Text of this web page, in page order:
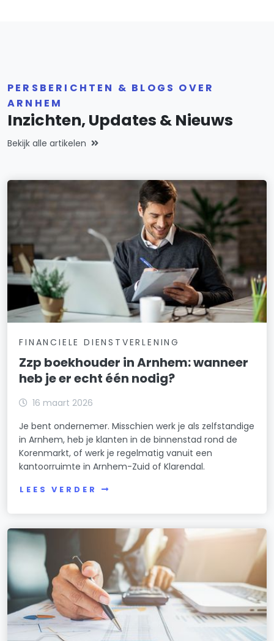
PERSBERICHTEN & BLOGS OVER
ARNHEM
Inzichten, Updates & Nieuws
Bekijk alle artikelen
FINANCIELE DIENSTVERLENING
Zzp boekhouder in Arnhem: wanneer
heb je er echt één nodig?
16 maart 2026
Je bent ondernemer. Misschien werk je als zelfstandige
in Arnhem, heb je klanten in de binnenstad rond de
Korenmarkt, of werk je regelmatig vanuit een
kantoorruimte in Arnhem-Zuid of Klarendal.
LEES VERDER